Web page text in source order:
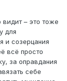
видит – это тоже
для
и созерцания
всё просто
за оправдания
себе